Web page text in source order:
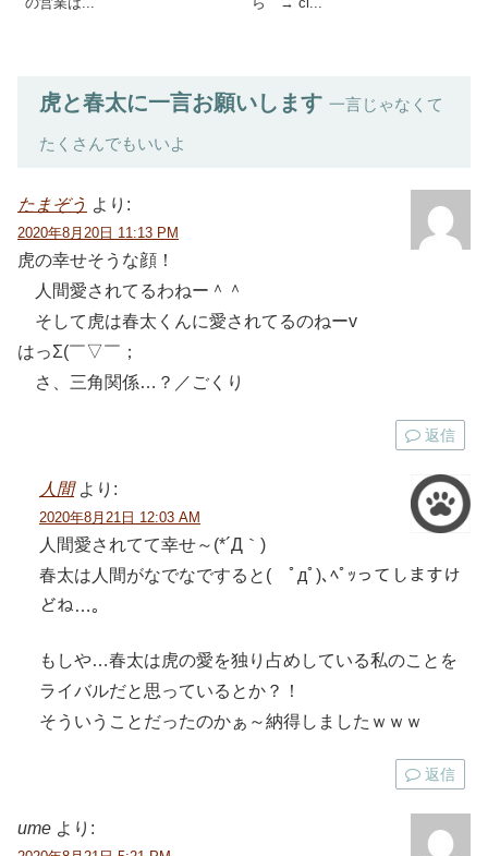
虎と春太に一言お願いします 一言じゃなくて
たくさんでもいいよ
たまぞう より:
2020年8月20日 11:13 PM
虎の幸せそうな顔！
人間愛されてるわねー＾＾
そして虎は春太くんに愛されてるのねーv
はっΣ(￣▽￣；
さ、三角関係…？／ごくり
返信
人間 より:
2020年8月21日 12:03 AM
人間愛されてて幸せ～(*´Д｀)
春太は人間がなでなですると( ﾟдﾟ)､ﾍﾟｯってしますけ
どね…。
もしや…春太は虎の愛を独り占めしている私のことを
ライバルだと思っているとか？！
そういうことだったのかぁ～納得しましたｗｗｗ
返信
ume より: